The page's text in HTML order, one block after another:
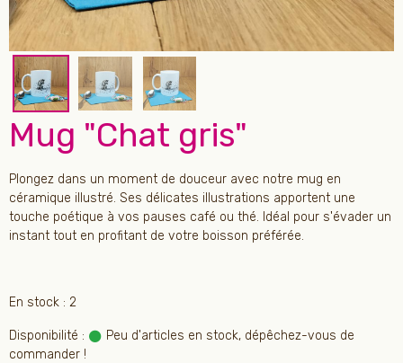
Mug "Chat gris"
Plongez dans un moment de douceur avec notre mug en
céramique illustré. Ses délicates illustrations apportent une
touche poétique à vos pauses café ou thé. Idéal pour s'évader un
instant tout en profitant de votre boisson préférée.
En stock : 2
Disponibilité :
Peu d'articles en stock, dépêchez-vous de
commander !